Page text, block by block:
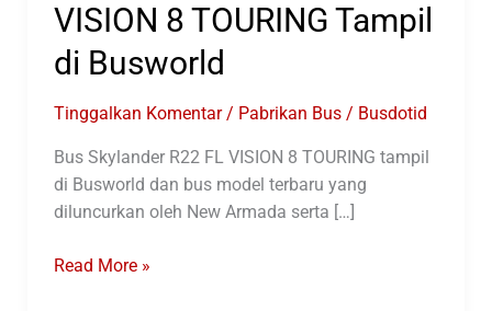
VISION 8 TOURING Tampil
di Busworld
Tinggalkan Komentar / Pabrikan Bus/ Busdotid
Bus Skylander R22 FL VISION 8 TOURING tampil
di Busworld dan bus model terbaru yang
diluncurkan oleh New Armada serta […]
Bus
Read More »